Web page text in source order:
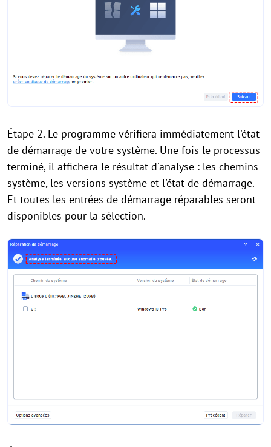
Étape 2. Le programme vérifiera immédiatement l'état
de démarrage de votre système. Une fois le processus
terminé, il affichera le résultat d'analyse : les chemins
système, les versions système et l'état de démarrage.
Et toutes les entrées de démarrage réparables seront
disponibles pour la sélection.